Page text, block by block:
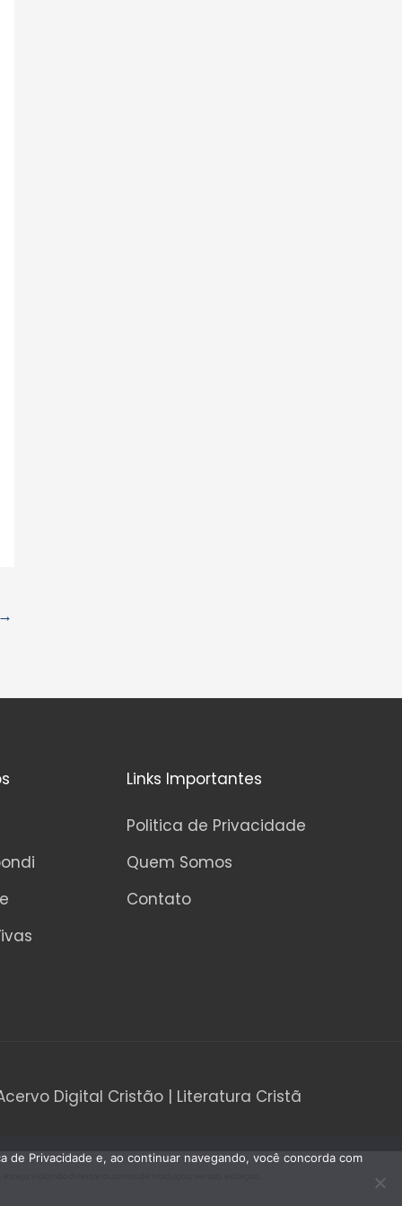
→
Links Importantes
Politica de Privacidade
Quem Somos
Contato
Digital Cristão | Literatura Cristã
violando direitos autorais de tradução, versão, exibição,
de Privacidade e, ao continuar navegando, você concorda com